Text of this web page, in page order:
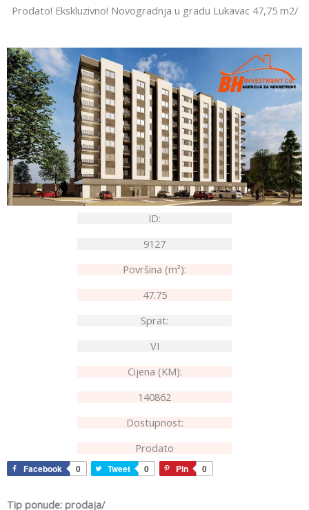
Prodato! Ekskluzivno! Novogradnja u gradu Lukavac 47,75 m2/
ID:
9127
Površina (m²):
47.75
Sprat:
VI
Cijena (KM):
140862
Dostupnost:
Prodato
Facebook 0 Tweet 0 Pin 0
Tip ponude: prodaja/